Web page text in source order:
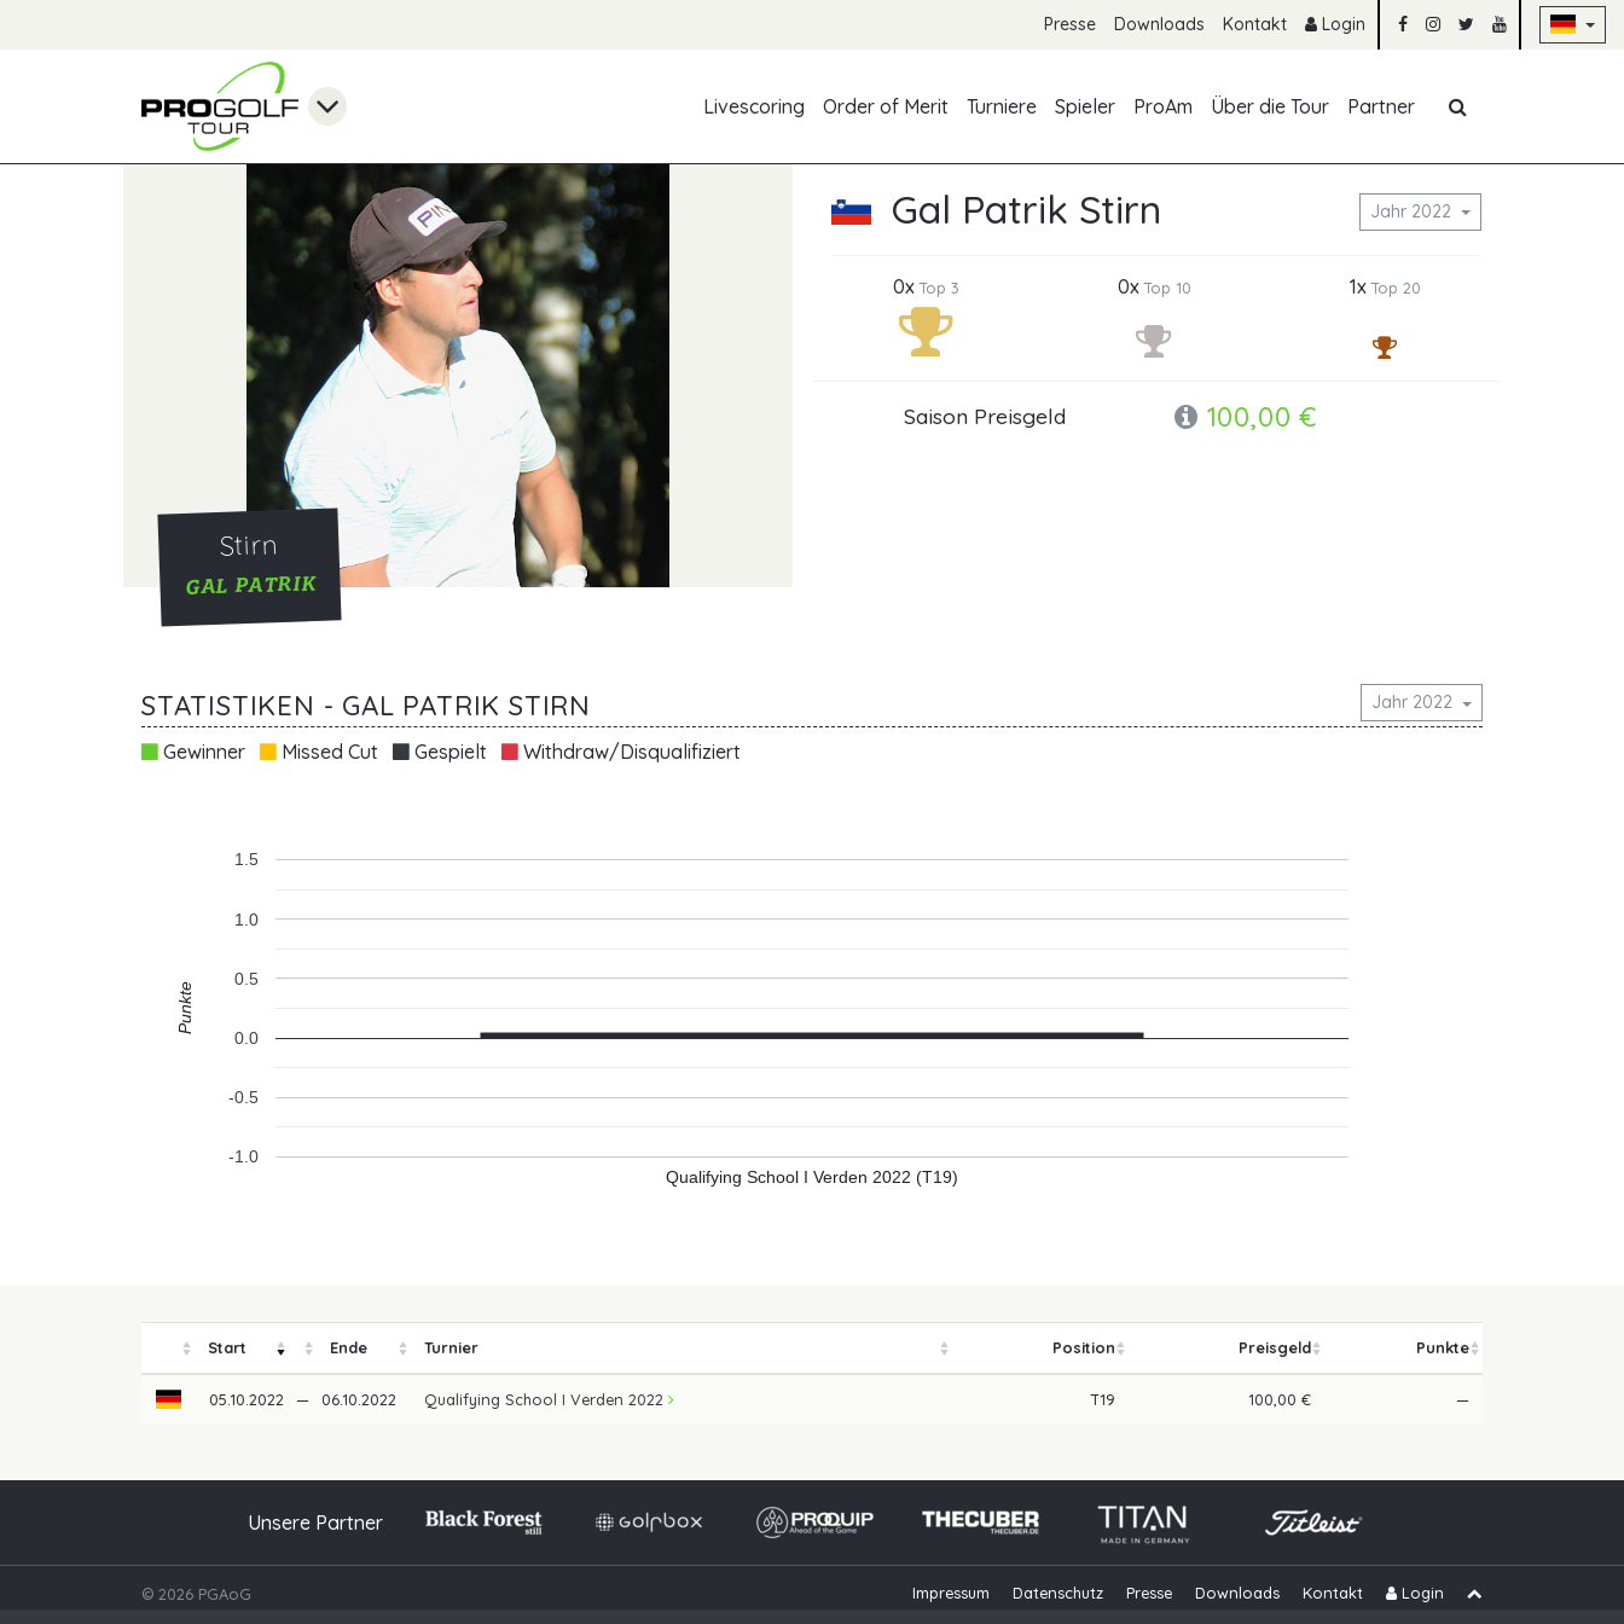
Presse Downloads Kontakt Login
Livescoring
Order of Merit Turniere Spieler ProAm Über die Tour Partner
Stirn
GAL PATRIK
Gal Patrik Stirn Jahr 2022
0xTop 3 0xTop 10 1xTop 20
Saison Preisgeld 100,00 €
STATISTIKEN - GAL PATRIK STIRN Jahr 2022
Gewinner Missed Cut Gespielt Withdraw/Disqualifiziert
Qualifying School I Verden 2022 (T19)
-1.0
-0.5
0.0
0.5
1.0
1.5
Punkte
Start Ende Turnier Position Preisgeld Punkte
05.10.2022 — 06.10.2022 Qualifying School I Verden 2022 T19 100,00 € —
Unsere Partner
© 2026 PGAoG Impressum Datenschutz Presse Downloads Kontakt Login